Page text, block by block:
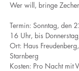
Wer will, bringe
Termin: Sonntag, den
16 Uhr, bis
Ort: Haus
Starnberg
Kosten: Pro Nacht mit